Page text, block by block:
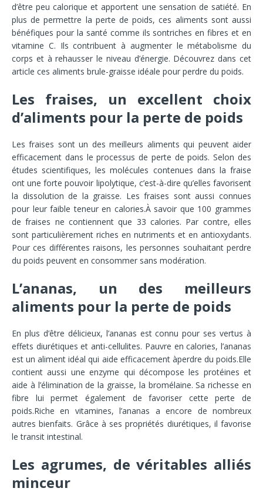
d’être peu calorique et apportent une sensation de satiété. En
plus de permettre la perte de poids, ces aliments sont aussi
bénéfiques pour la santé comme ils sontriches en fibres et en
vitamine C. Ils contribuent à augmenter le métabolisme du
corps et à rehausser le niveau d’énergie. Découvrez dans cet
article ces aliments brule-graisse idéale pour perdre du poids.
Les fraises, un excellent choix
d’aliments pour la perte de poids
Les fraises sont un des meilleurs aliments qui peuvent aider
efficacement dans le processus de perte de poids. Selon des
études scientifiques, les molécules contenues dans la fraise
ont une forte pouvoir lipolytique, c’est-à-dire qu’elles favorisent
la dissolution de la graisse. Les fraises sont aussi connues
pour leur faible teneur en calories.À savoir que 100 grammes
de fraises ne contiennent que 33 calories. Par contre, elles
sont particulièrement riches en nutriments et en antioxydants.
Pour ces différentes raisons, les personnes souhaitant perdre
du poids peuvent en consommer sans modération.
L’ananas, un des meilleurs
aliments pour la perte de poids
En plus d’être délicieux, l’ananas est connu pour ses vertus à
effets diurétiques et anti-cellulites. Pauvre en calories, l’ananas
est un aliment idéal qui aide efficacement àperdre du poids.Elle
contient aussi une enzyme qui décompose les protéines et
aide à l’élimination de la graisse, la bromélaine. Sa richesse en
fibre lui permet également de favoriser cette perte de
poids.Riche en vitamines, l’ananas a encore de nombreux
autres bienfaits. Grâce à ses propriétés diurétiques, il favorise
le transit intestinal.
Les agrumes, de véritables alliés
minceur